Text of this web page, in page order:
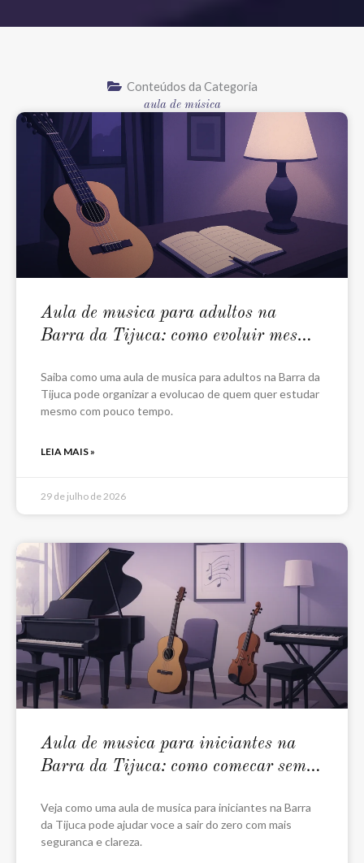
Conteúdos da Categoria
aula de música
Aula de musica para adultos na
Barra da Tijuca: como evoluir mesmo
Saiba como uma aula de musica para adultos na Barra da
Tijuca pode organizar a evolucao de quem quer estudar
mesmo com pouco tempo.
LEIA MAIS »
29 de julho de 2026
Aula de musica para iniciantes na
Barra da Tijuca: como comecar sem
Veja como uma aula de musica para iniciantes na Barra
da Tijuca pode ajudar voce a sair do zero com mais
seguranca e clareza.